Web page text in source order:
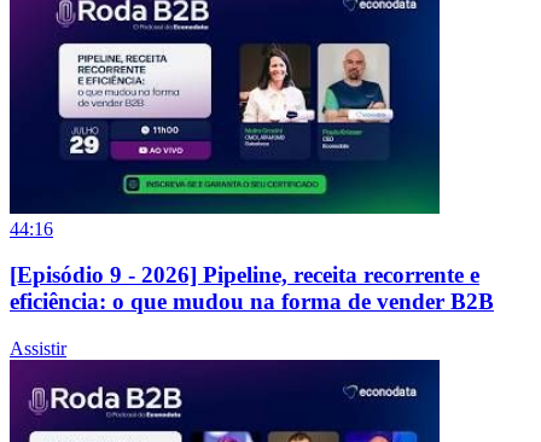
44:16
[Episódio 9 - 2026] Pipeline, receita recorrente e
eficiência: o que mudou na forma de vender B2B
Assistir